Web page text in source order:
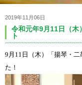
2019年11月06日
令和元年9月11日（木
ト
9 月 11 日（木）「揚琴・
た！